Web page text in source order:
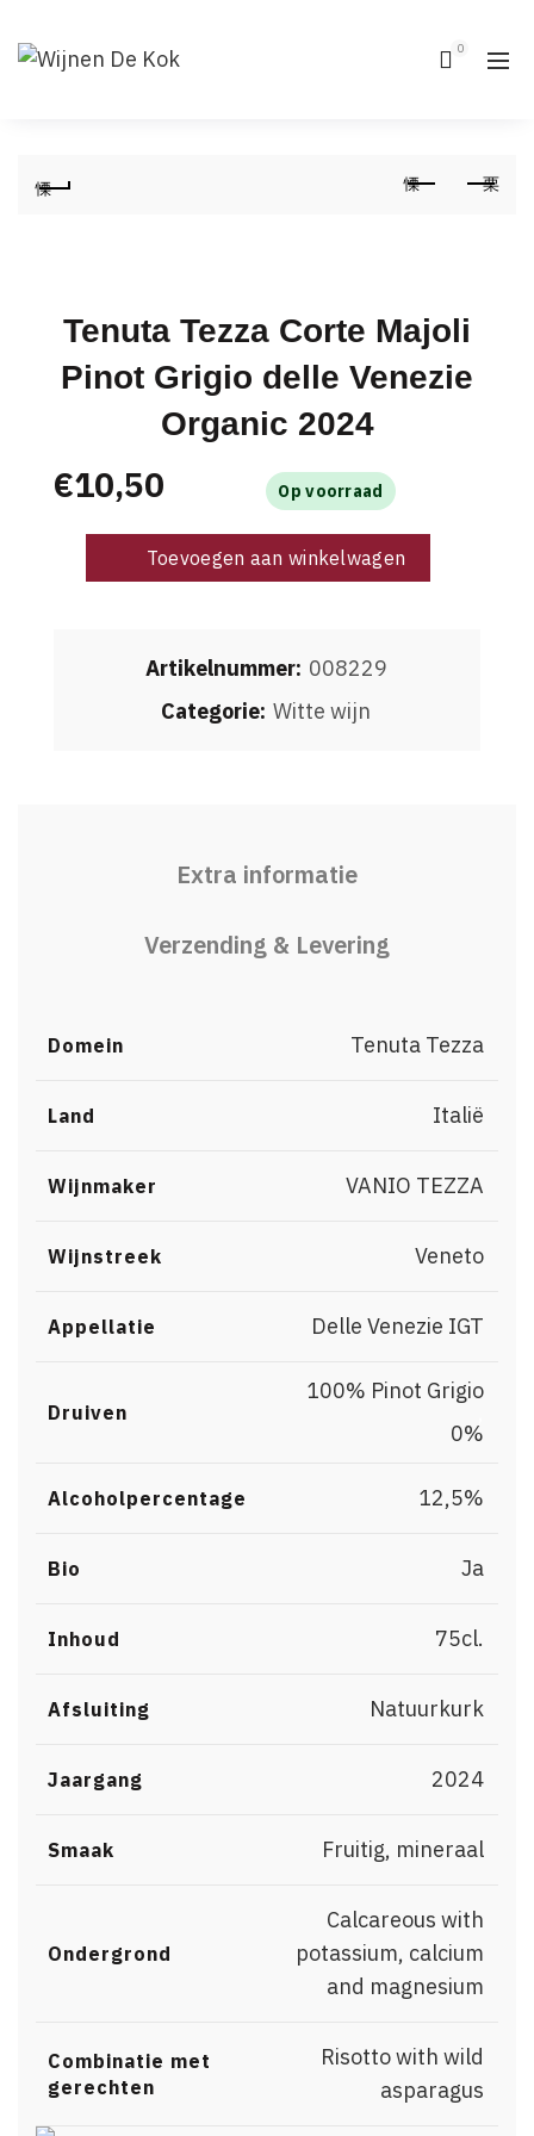
0
Tenuta Tezza Corte Majoli
Pinot Grigio delle Venezie
Organic 2024
€10,50 Op voorraad
Toevoegen aan winkelwagen
Artikelnummer: 008229
Categorie: Witte wijn
Extra informatie
Verzending & Levering
Domein Tenuta Tezza
Land Italië
Wijnmaker VANIO TEZZA
Wijnstreek Veneto
Appellatie Delle Venezie IGT
Druiven
0%
100% Pinot Grigio
Alcoholpercentage 12,5%
Bio Ja
Inhoud 75cl.
Afsluiting Natuurkurk
Jaargang 2024
Smaak Fruitig, mineraal
Ondergrond
Calcareous with
potassium, calcium
and magnesium
Combinatie met
gerechten
Risotto with wild
asparagus